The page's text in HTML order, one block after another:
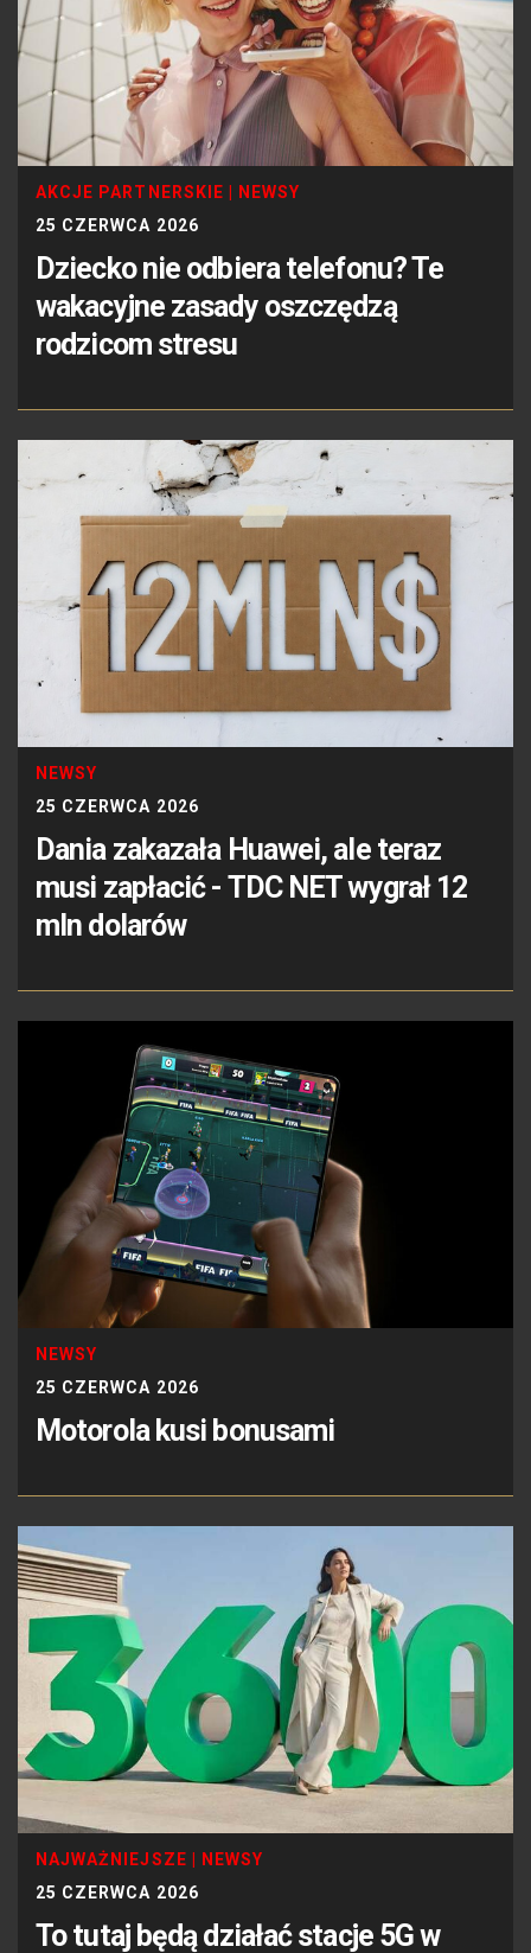
AKCJE PARTNERSKIE
NEWSY
25 CZERWCA 2026
Dziecko nie odbiera telefonu? Te
wakacyjne zasady oszczędzą
rodzicom stresu
NEWSY
25 CZERWCA 2026
Dania zakazała Huawei, ale teraz
musi zapłacić - TDC NET wygrał 12
mln dolarów
NEWSY
25 CZERWCA 2026
Motorola kusi bonusami
NAJWAŻNIEJSZE
NEWSY
25 CZERWCA 2026
To tutaj będą działać stacje 5G w